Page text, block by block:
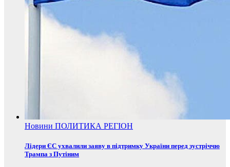
Новини ПОЛИТИКА РЕГІОН
Лідери ЄС ухвалили заяву в підтримку України перед зустріччю
Трампа з Путіним